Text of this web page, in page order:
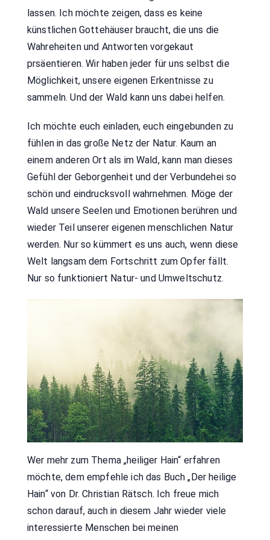
lassen. Ich möchte zeigen, dass es keine
künstlichen Gottehäuser braucht, die uns die
Wahreheiten und Antworten vorgekaut
prsäentieren. Wir haben jeder für uns selbst die
Möglichkeit, unsere eigenen Erkentnisse zu
sammeln. Und der Wald kann uns dabei helfen.
Ich möchte euch einladen, euch eingebunden zu
fühlen in das große Netz der Natur. Kaum an
einem anderen Ort als im Wald, kann man dieses
Gefühl der Geborgenheit und der Verbundehei so
schön und eindrucksvoll wahrnehmen. Möge der
Wald unsere Seelen und Emotionen berühren und
wieder Teil unserer eigenen menschlichen Natur
werden. Nur so kümmert es uns auch, wenn diese
Welt langsam dem Fortschritt zum Opfer fällt.
Nur so funktioniert Natur- und Umweltschutz.
Wer mehr zum Thema „heiliger Hain“ erfahren
möchte, dem empfehle ich das Buch „Der heilige
Hain“ von Dr. Christian Rätsch. Ich freue mich
schon darauf, auch in diesem Jahr wieder viele
interessierte Menschen bei meinen